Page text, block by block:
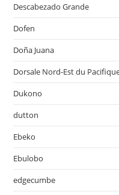
Descabezado Grande
Dofen
Doña Juana
Dorsale Nord-Est du
Dukono
dutton
Ebeko
Ebulobo
edgecumbe